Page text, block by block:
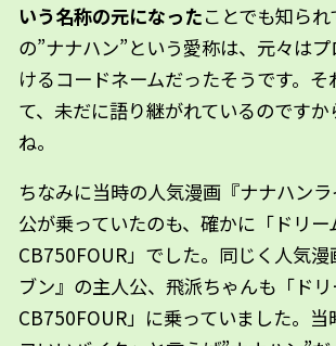
いう名称の元になったことでも知ら
の”ナナハン”という愛称は、元々は
けるコードネームだったそうです。そ
て、未だに語り継がれているのですか
ね。
ちなみに当時の人気漫画『ナナハン
公が乗っていたのも、確かに「ドリー
CB750FOUR」でした。同じく人気漫
ブン』の主人公、飛派ちゃんも「ドリ
CB750FOUR」に乗っていました。当